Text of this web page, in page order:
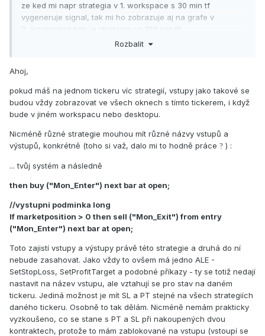
ze ked mi napr strategia v 1. workspace s 30 min tf
vygeneruje signal, tak mi ho zobrazuje aj na grafe v
2. workspace kde je strategia so 100 min tf...
nevies prosim ta kde sa da v TS nastavit, aby sa kazda
poradit ani som to nikde nenasiel.
dakujem
branto
Rozbalit
Ahoj,
pokud máš na jednom tickeru víc strategií, vstupy jako takové se
budou vždy zobrazovat ve všech oknech s tímto tickerem, i když
bude v jiném workspacu nebo desktopu.
Nicméně různé strategie mouhou mít různé názvy vstupů a
výstupů, konkrétně (toho si važ, dalo mi to hodně práce ? ) :
... tvůj systém a následně
then buy ("Mon_Enter") next bar at open;
//vystupni podminka long
If marketposition > 0 then sell ("Mon_Exit") from entry
("Mon_Enter") next bar at open;
Toto zajistí vstupy a výstupy právě této strategie a druhá do ní
nebude zasahovat. Jako vždy to ovšem má jedno ALE -
SetStopLoss, SetProfitTarget a podobné příkazy - ty se totiž nedají
nastavit na název vstupu, ale vztahují se pro stav na daném
tickeru. Jediná možnost je mít SL a PT stejné na všech strategiích
daného tickeru. Osobně to tak dělám. Nicméně nemám prakticky
vyzkoušeno, co se stane s PT a SL při nakoupených dvou
kontraktech, protože to mám zablokované na vstupu (vstoupí se